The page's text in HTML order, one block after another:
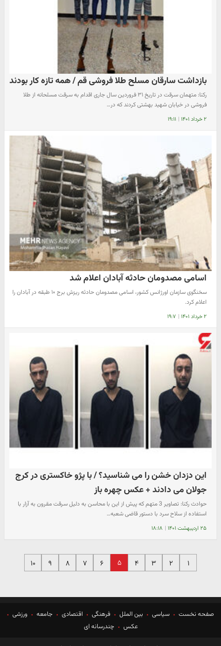
بازداشت سارقان مسلح طلا فروشی قم / همه تازه کار بودند
رکنا: متهمان سرقت در تاریخ ۳۱ فروردین سال جاری اقدام به سرقت مسلحانه از طلا
فروشی در خیابان شهید بهشتی کردند که در…
۲ خرداد ۱۴۰۱ | ۱۹:۱۱
اسامی مصدومان حادثه آبادان اعلام شد
سخنگوی سازمان اورژانس کشور، اسامی مصدومان حادثه ریزش برج ۱۰ طبقه در آبادان را
اعلام کرد.
۲ خرداد ۱۴۰۱ | ۱۹:۷
این دزدان خشن را می شناسید؟ / با پژو خاکستری در کرج
جولان می دادند + عکس چهره باز
حوادث رکنا: تصاویر 3 متهم که پیش از این با محاسن به دلیل سرقت مقرون به آزار با
استفاده از سلاح سرد با دستور قاضی شعبه…
۲۵ اردیبهشت ۱۴۰۱ | ۱۸:۱۸
۱ ۲ ۳ ۴ ۵ ۶ ۷ ۸ ۹ ۱۰
صفحه نخست سیاسی بین الملل فرهنگی اقتصادی جامعه
ورزشی
عکس
چندرسانه ای